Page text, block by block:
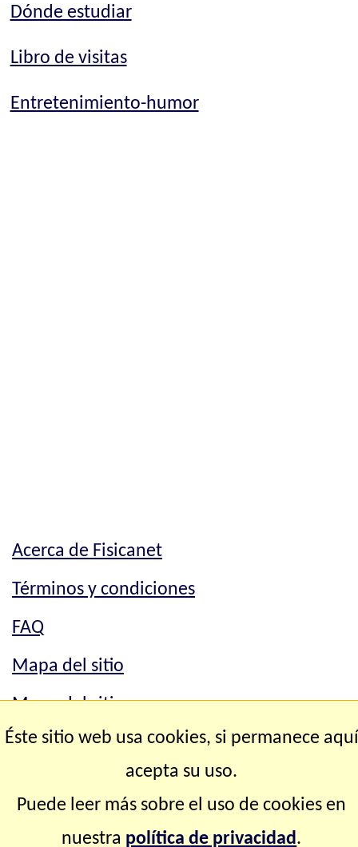
Dónde estudiar
Libro de visitas
Entretenimiento-humor
Acerca de Fisicanet
Términos y condiciones
FAQ
Mapa del sitio
Mapa del sitio
Contacto
Copyright © 2.000-2.028 Fisicanet ® Todos los
derechos reservados
Éste sitio web usa cookies, si permanece aquí
acepta su uso.
Puede leer más sobre el uso de cookies en
nuestra política de privacidad.